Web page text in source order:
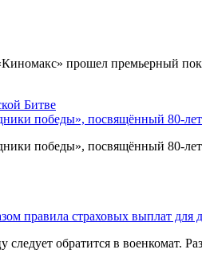
прошел премьерный
Битве
победы», посвящённый 80-
победы», посвящённый 80-
правила страховых выплат для
обратится в военкомат.